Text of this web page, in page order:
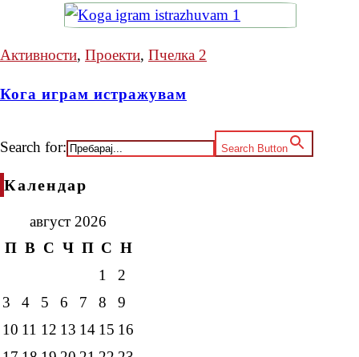
Активности, Проекти, Пчелка 2
Кога играм истражувам
Search for: Search Button
Календар
август 2026
П В С Ч П С Н
1
2
3
4 5 6 7 8
9
10 11 12 13 14 15 16